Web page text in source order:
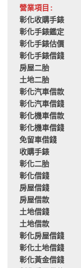
營業項目:
彰化收購手錶
彰化手錶鑑定
彰化手錶估價
彰化手錶借錢
房屋二胎
土地二胎
彰化汽車借款
彰化汽車借錢
彰化機車借款
彰化機車借錢
免留車借錢
收購手錶
彰化二胎
彰化借錢
房屋借錢
房屋借款
土地借錢
土地借款
彰化房屋借錢
彰化土地借錢
彰化黃金借錢